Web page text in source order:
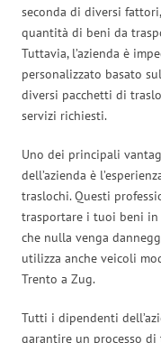
seconda di diversi
quantità di beni da
Tuttavia, l’azienda è
personalizzato basato
diversi pacchetti di
servizi richiesti.
Uno dei principali
dell’azienda è
traslochi. Questi
trasportare i tuoi beni in
che nulla venga
utilizza anche veicoli
Trento a Zug.
Tutti i dipendenti
garantire un processo di